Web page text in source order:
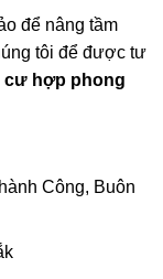
để nâng tầm
tôi để được tư
cư hợp phong
Công, Buôn